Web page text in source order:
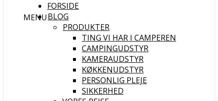
MENU
FORSIDE
BLOG
PRODUKTER
TING VI HAR I CAMPEREN
CAMPINGUDSTYR
KAMERAUDSTYR
KØKKENUDSTYR
PERSONLIG PLEJE
SIKKERHED